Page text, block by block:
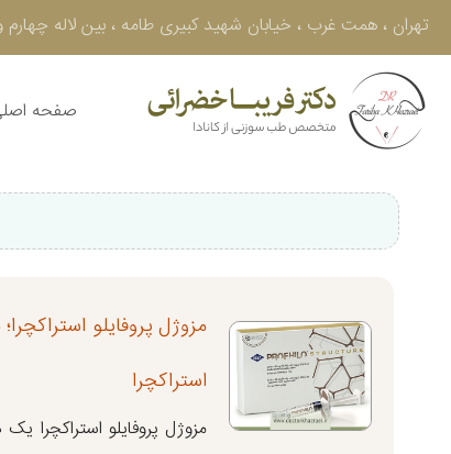
تهران ، همت غرب ، خيابان شهيد كبيرى طامه ، بین لاله چهارم و پنجم ، پلاك 50 ، طبقه سوم -
صفحه
مزوژل پروفایلو
استراکچرا
مزوژل پروفایلو استراکچرا